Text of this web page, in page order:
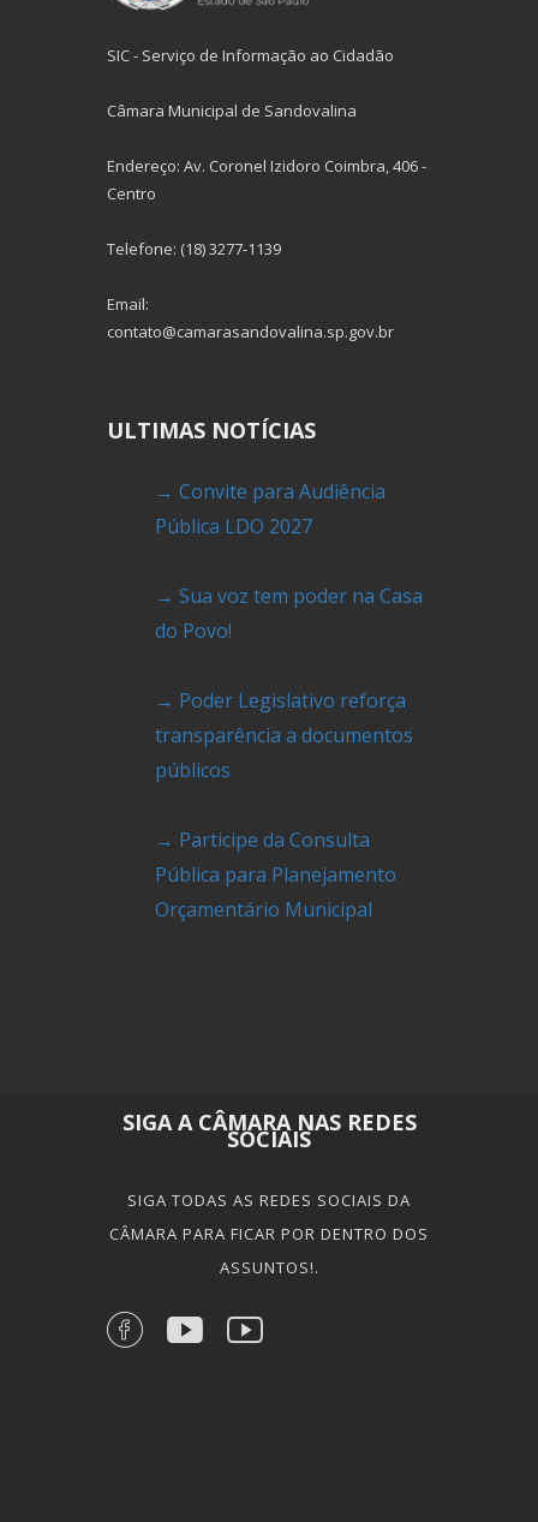
SIC - Serviço de Informação ao Cidadão
Câmara Municipal de Sandovalina
Endereço: Av. Coronel Izidoro Coimbra, 406 -
Centro
Telefone: (18) 3277-1139
Email:
contato@camarasandovalina.sp.gov.br
ULTIMAS NOTÍCIAS
→ Convite para Audiência
Pública LDO 2027
→ Sua voz tem poder na Casa
do Povo!
→ Poder Legislativo reforça
transparência a documentos
públicos
→ Participe da Consulta
Pública para Planejamento
Orçamentário Municipal
SIGA A CÂMARA NAS REDES
SOCIAIS
SIGA TODAS AS REDES SOCIAIS DA
CÂMARA PARA FICAR POR DENTRO DOS
ASSUNTOS!.